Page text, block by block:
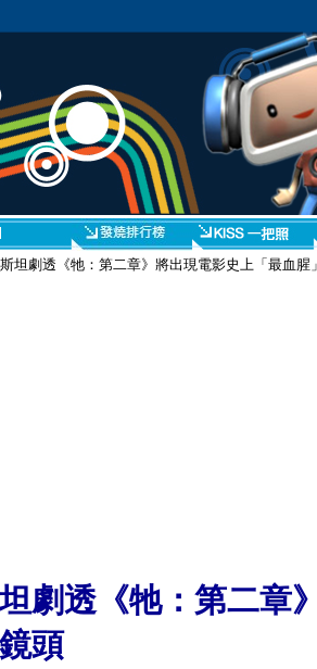
坦劇透《牠：第二章》將出現電影史上「最血腥
劇透《牠：第二章
頭